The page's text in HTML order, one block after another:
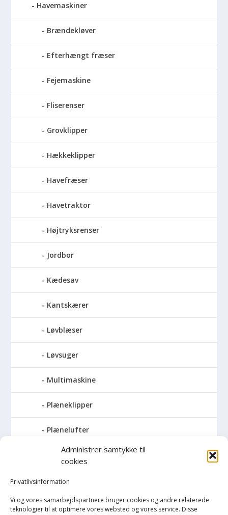
Administrer samtykke til
cookies
Privatlivsinformation
Vi og vores samarbejdspartnere bruger cookies og andre relaterede
teknologier til at optimere vores websted og vores service. Disse
Havemaskiner
Brændekløver
Efterhængt fræser
Fejemaskine
Fliserenser
Grovklipper
Hækkeklipper
Havefræser
Havetraktor
Højtryksrenser
Jordbor
Kædesav
Kantskærer
Løvblæser
Løvsuger
Multimaskine
Plæneklipper
Plænelufter
Robotplæneklipper
Sneslynge
Trimmersnøre